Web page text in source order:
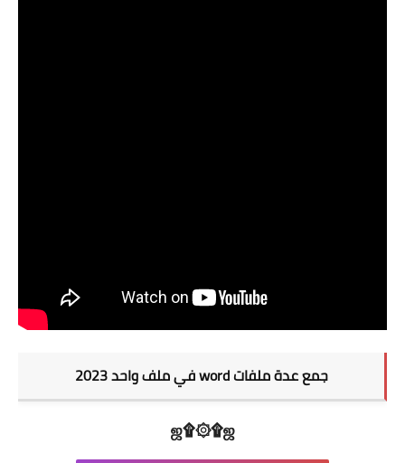
كلام نثر
بلوكات
بلوكات الأثاث
جمع عدة ملفات word في ملف واحد 2023
ஜ۩۞۩ஜ